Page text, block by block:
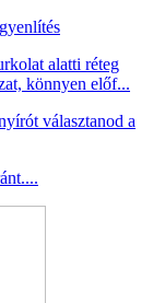
alatti réteg
könnyen előf...
választanod a